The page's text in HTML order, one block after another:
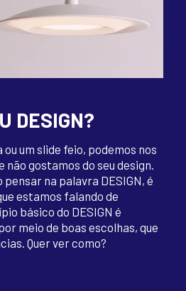
DESIGN?
um slide feio, podemos nos
não gostamos do seu design.
na palavra DESIGN, é
estamos falando de
básico do DESIGN é
meio de boas escolhas, que
Quer ver como?